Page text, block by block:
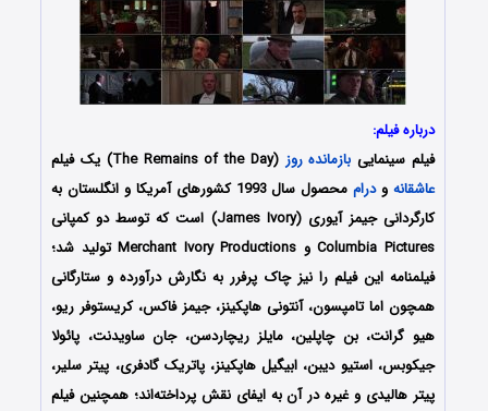
درباره فیلم:
فیلم سینمایی بازمانده روز (The Remains of the Day) یک فیلم
عاشقانه ودرام
محصول سال 1993 کشورهای آمریکا و انگلستان به
کارگردانی جیمز آیوری (James Ivory) است که توسط دو کمپانی
Columbia Pictures و Merchant Ivory Productions تولید شد؛
فیلمنامه این فیلم را نیز چاک پرفرر به نگارش درآورده و ستارگانی
همچون اما تامپسون، آنتونی هاپکینز، جیمز فاکس، کریستوفر ریو،
هیو گرانت، بن چاپلین، مایلز ریچاردسن، جان ساویدنت، پائولا
جیکوبس، استیو دیبن، ابیگیل هاپکینز، پاتریک گادفری، پیتر سلیر،
پیتر هالیدی و غیره در آن به ایفای نقش پرداخته‌اند؛ همچنین فیلم